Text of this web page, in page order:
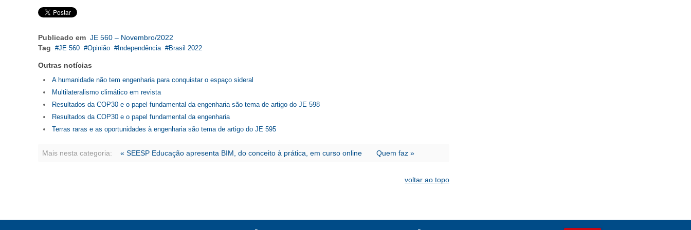
Publicado em JE 560 – Novembro/2022
Tag
JE 560 Opinião Independência Brasil 2022
Outras notícias
A humanidade não tem engenharia para conquistar o espaço sideral
Multilateralismo climático em revista
Resultados da COP30 e o papel fundamental da engenharia são tema de artigo do JE 598
Resultados da COP30 e o papel fundamental da engenharia
Terras raras e as oportunidades à engenharia são tema de artigo do JE 595
Mais nesta categoria: « SEESP Educação apresenta BIM, do conceito à prática, em curso online Quem faz »
voltar ao topo